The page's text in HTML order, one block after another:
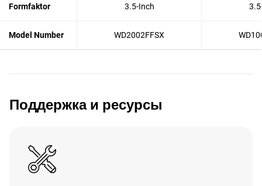
Formfaktor 3.5-Inch
Model Number WD2002FFSX
Поддержка и ресурсы